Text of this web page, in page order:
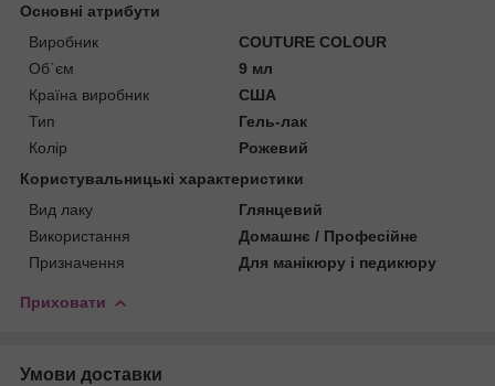
Основні атрибути
Виробник
COUTURE COLOUR
Об`єм
9 мл
Країна виробник
США
Тип
Гель-лак
Колір
Рожевий
Користувальницькі характеристики
Вид лаку
Глянцевий
Використання
Домашнє / Професійне
Призначення
Для манікюру і педикюру
Приховати
Умови доставки